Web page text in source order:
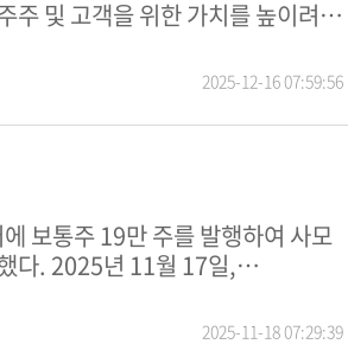
주 및 고객을 위한 가치를 높이려는
2025-12-16 07:59:56
다. 2025년 11월 17일,
2025-11-18 07:29:39